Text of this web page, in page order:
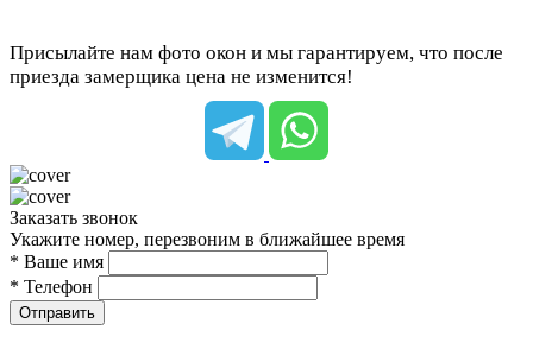
Присылайте нам фото окон и мы гарантируем, что после
приезда замерщика цена не изменится!
Заказать звонок
Укажите номер, перезвоним в ближайшее время
* Ваше имя
* Телефон
Отправить